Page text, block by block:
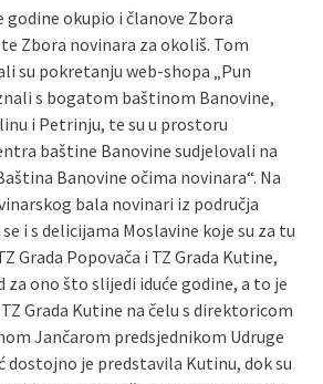
godine okupio i članove Zbora
Zbora novinara za okoliš. Tom
su pokretanju web-shopa „Pun
s bogatom baštinom Banovine,
i Petrinju, te su u prostoru
baštine Banovine sudjelovali na
Banovine očima novinara“. Na
bala novinari iz područja
i s delicijama Moslavine koje su za tu
Grada Popovača i TZ Grada Kutine,
za ono što slijedi iduće godine, a to je
Grada Kutine na čelu s direktoricom
Jančarom predsjednikom Udruge
dostojno je predstavila Kutinu, dok su